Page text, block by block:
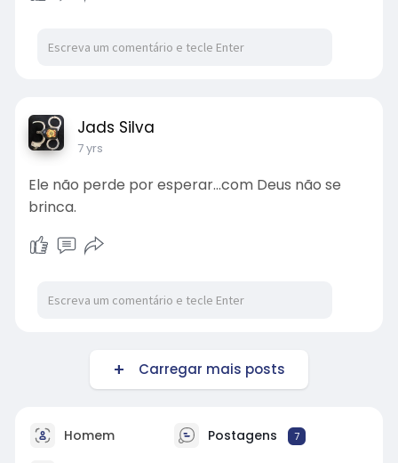
Jads Silva
7 yrs
Ele não perde por esperar...com Deus não se
brinca.
Carregar mais posts
Homem Postagens 7